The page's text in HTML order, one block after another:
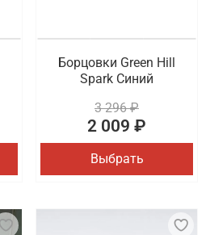
Борцовки Green Hill
Spark Синий
3 296 ₽
2 009 ₽
Выбрать